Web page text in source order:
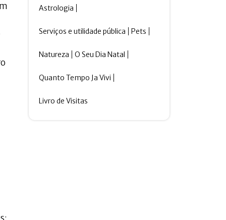
Astrologia
Serviços e utilidade pública Pets
Natureza O Seu Dia Natal
Quanto Tempo Ja Vivi
Livro de Visitas